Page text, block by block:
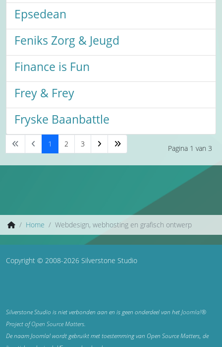
Epsedean
Feniks Zorg & Jeugd
Finance is Fun
Frey & Frey
Fryske Baanbattle
Pagina 1 van 3
1 2 3
Home Webdesign, webhosting en grafisch ontwerp
Copyright © 2008-2026 Silverstone Studio
Silverstone Studio is niet verbonden aan en is geen onderdeel van hetJoomla!®
Project ofOpen Source Matters.
De naam Joomla! wordt gebruikt met toestemming van Open Source Matters, de